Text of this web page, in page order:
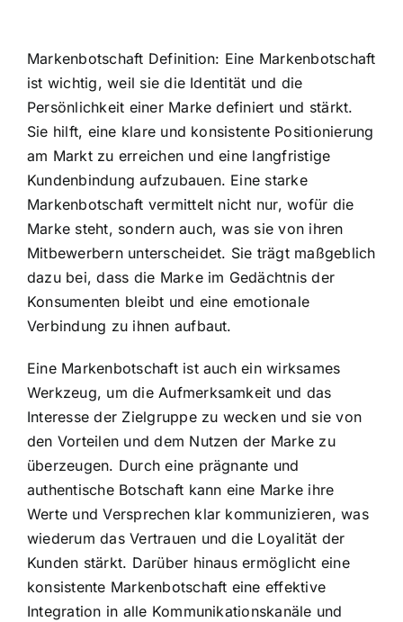
Markenbotschaft Definition: Eine Markenbotschaft
ist wichtig, weil sie die Identität und die
Persönlichkeit einer Marke definiert und stärkt.
Sie hilft, eine klare und konsistente Positionierung
am Markt zu erreichen und eine langfristige
Kundenbindung aufzubauen. Eine starke
Markenbotschaft vermittelt nicht nur, wofür die
Marke steht, sondern auch, was sie von ihren
Mitbewerbern unterscheidet. Sie trägt maßgeblich
dazu bei, dass die Marke im Gedächtnis der
Konsumenten bleibt und eine emotionale
Verbindung zu ihnen aufbaut.
Eine Markenbotschaft ist auch ein wirksames
Werkzeug, um die Aufmerksamkeit und das
Interesse der Zielgruppe zu wecken und sie von
den Vorteilen und dem Nutzen der Marke zu
überzeugen. Durch eine prägnante und
authentische Botschaft kann eine Marke ihre
Werte und Versprechen klar kommunizieren, was
wiederum das Vertrauen und die Loyalität der
Kunden stärkt. Darüber hinaus ermöglicht eine
konsistente Markenbotschaft eine effektive
Integration in alle Kommunikationskanäle und